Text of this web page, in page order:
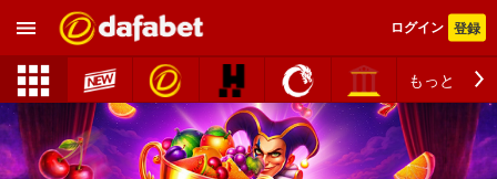
ログイン 登録
もっと